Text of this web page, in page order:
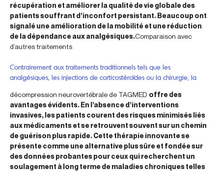
récupération et améliorer la qualité de vie globale des
patients souffrant d’inconfort persistant. Beaucoup ont
signalé une amélioration de la mobilité et une réduction
de la dépendance aux analgésiques.Comparaison avec
d’autres traitements
Contrairement aux traitements traditionnels tels que les
analgésiques, les injections de corticostéroïdes ou la chirurgie, la
décompression neurovertébrale de TAGMED offre des
avantages évidents. En l’absence d’interventions
invasives, les patients courent des risques minimisés liés
aux médicaments et se retrouvent souvent sur un chemin
de guérison plus rapide. Cette thérapie innovante se
présente comme une alternative plus sûre et fondée sur
des données probantes pour ceux qui recherchent un
soulagement à long terme de maladies chroniques telles